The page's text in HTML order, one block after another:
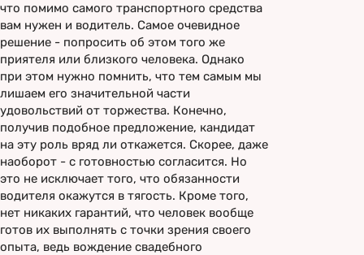
что помимо самого транспортного средства
вам нужен и водитель. Самое очевидное
решение - попросить об этом того же
приятеля или близкого человека. Однако
при этом нужно помнить, что тем самым мы
лишаем его значительной части
удовольствий от торжества. Конечно,
получив подобное предложение, кандидат
на эту роль вряд ли откажется. Скорее, даже
наоборот - с готовностью согласится. Но
это не исключает того, что обязанности
водителя окажутся в тягость. Кроме того,
нет никаких гарантий, что человек вообще
готов их выполнять с точки зрения своего
опыта, ведь вождение свадебного